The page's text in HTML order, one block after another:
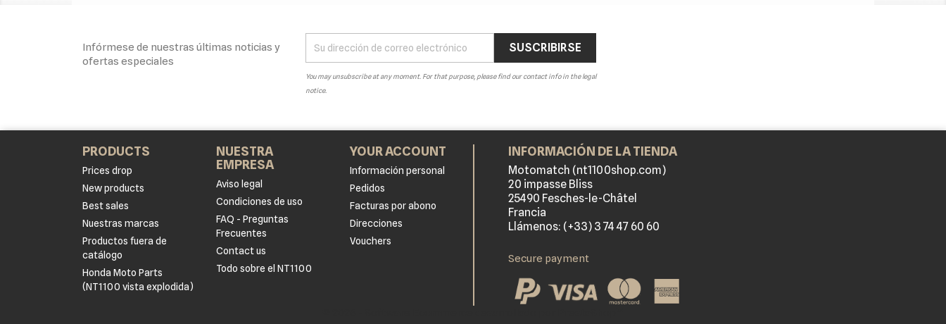
Infórmese de nuestras últimas noticias y
ofertas especiales
You may unsubscribe at any moment. For that purpose, please find our contact info in the legal
notice.
PRODUCTS
Prices drop
New products
Best sales
Nuestras marcas
Productos fuera de
catálogo
Honda Moto Parts
(NT1100 vista explodida)
NUESTRA
EMPRESA
Aviso legal
Condiciones de uso
FAQ - Preguntas
Frecuentes
Contact us
Todo sobre el NT1100
YOUR ACCOUNT
Información personal
Pedidos
Facturas por abono
Direcciones
Vouchers
INFORMACIÓN DE LA TIENDA
Motomatch (nt1100shop.com)
20 impasse Bliss
25490 Fesches-le-Châtel
Francia
Llámenos: (+33) 3 74 47 60 60
Secure payment